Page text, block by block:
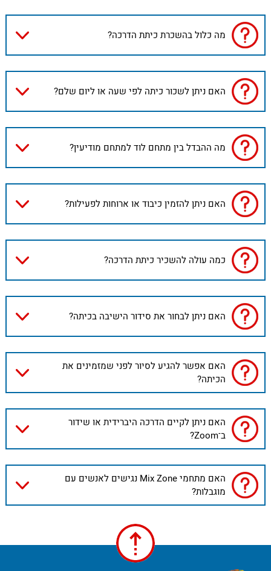
מה כלול בהשכרת כיתת הדרכה?
האם ניתן לשכור כיתה לפי שעה או ליום שלם?
מה ההבדל בין מתחם לוד למתחם מודיעין?
האם ניתן להזמין כיבוד או ארוחות לפעילות?
כמה עולה להשכיר כיתת הדרכה?
האם ניתן לבחור את סידור הישיבה בכיתה?
האם אפשר להגיע לסיור לפני שמזמינים את
הכיתה?
האם ניתן לקיים הדרכה היברידית או שידור
ב־Zoom?
האם מתחמי Mix Zone נגישים לאנשים עם
מוגבלות?